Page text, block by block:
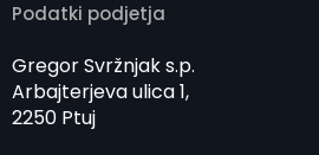
Podatki podjetja
Gregor Svržnjak s.p.
Arbajterjeva ulica 1,
2250 Ptuj